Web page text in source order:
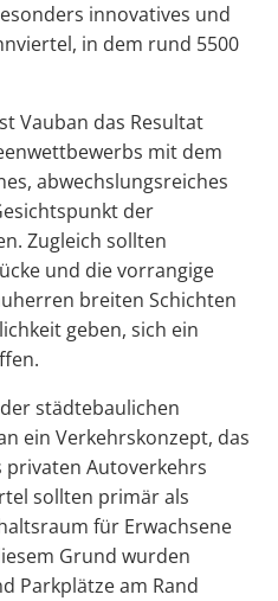
innovatives und
in dem rund 5500
Vauban das Resultat
mit dem
abwechslungsreiches
der
Zugleich sollten
und die vorrangige
breiten Schichten
geben, sich ein
städtebaulichen
ein Verkehrskonzept, das
Autoverkehrs
sollten primär als
für Erwachsene
Grund wurden
Parkplätze am Rand